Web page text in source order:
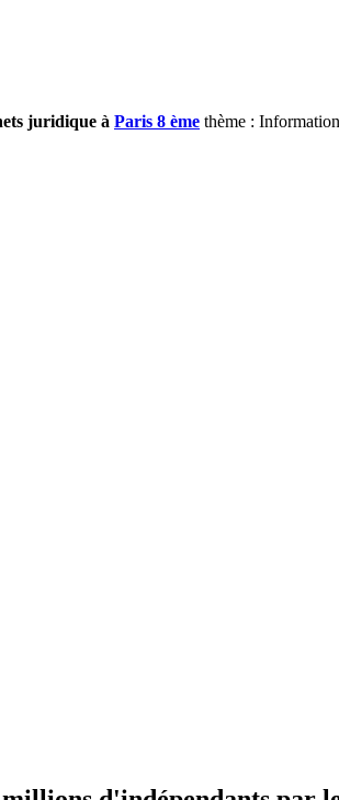
juridique à Paris 8 ème thème :